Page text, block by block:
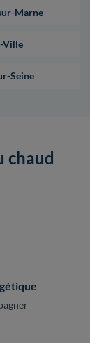
Marne
Ville
Seine
chaud